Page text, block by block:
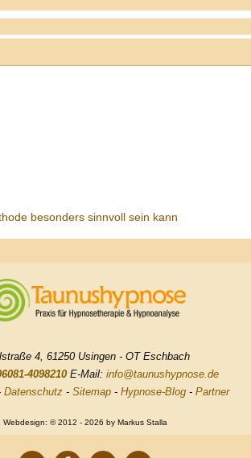
besonders sinnvoll sein kann
4, 61250 Usingen - OT Eschbach
4098210E-Mail: info@taunushypnose.de
Datenschutz- Sitemap- Hypnose-Blog- Partner
Webdesign: © 2012 - 2026 by Markus Stalla